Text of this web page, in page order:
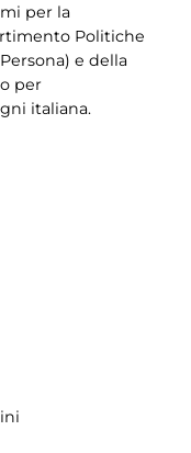
per la
Politiche
e della
per
italiana.